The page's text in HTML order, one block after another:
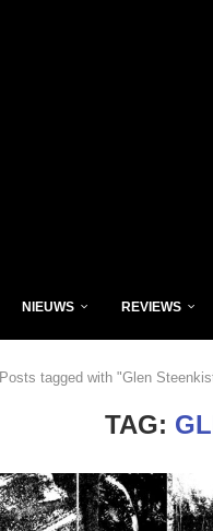
NIEUWS REVIEWS
Posts tagged with "Glen
TAG: